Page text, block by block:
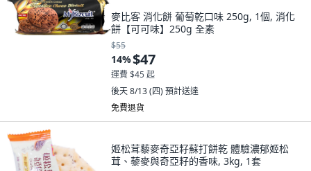
麥比客 消化餅 葡萄乾口味 250g, 1個, 消化
餅【可可味】250g 全素
$55
14%$47
運費 $45 起
後天 8/13 (四) 預計送達
免費退貨
姬松茸藜麥奇亞籽蘇打餅乾 體驗濃郁姬松
茸、藜麥與奇亞籽的香味, 3kg, 1套